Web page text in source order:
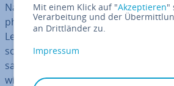
Nacht, voraus geht immer eine
pha­se. Dabei dient der
Leitfaden, der alle re­le­van­ten
schäfts­idee und dem
sam­men­fasst. Der Busi­ness­plan
wichtige Infos be­inhal­ten, aber auch
Mit einem Klick auf "Akzeptieren"
Verarbeitung und der
an Drittländer zu.
Impressum